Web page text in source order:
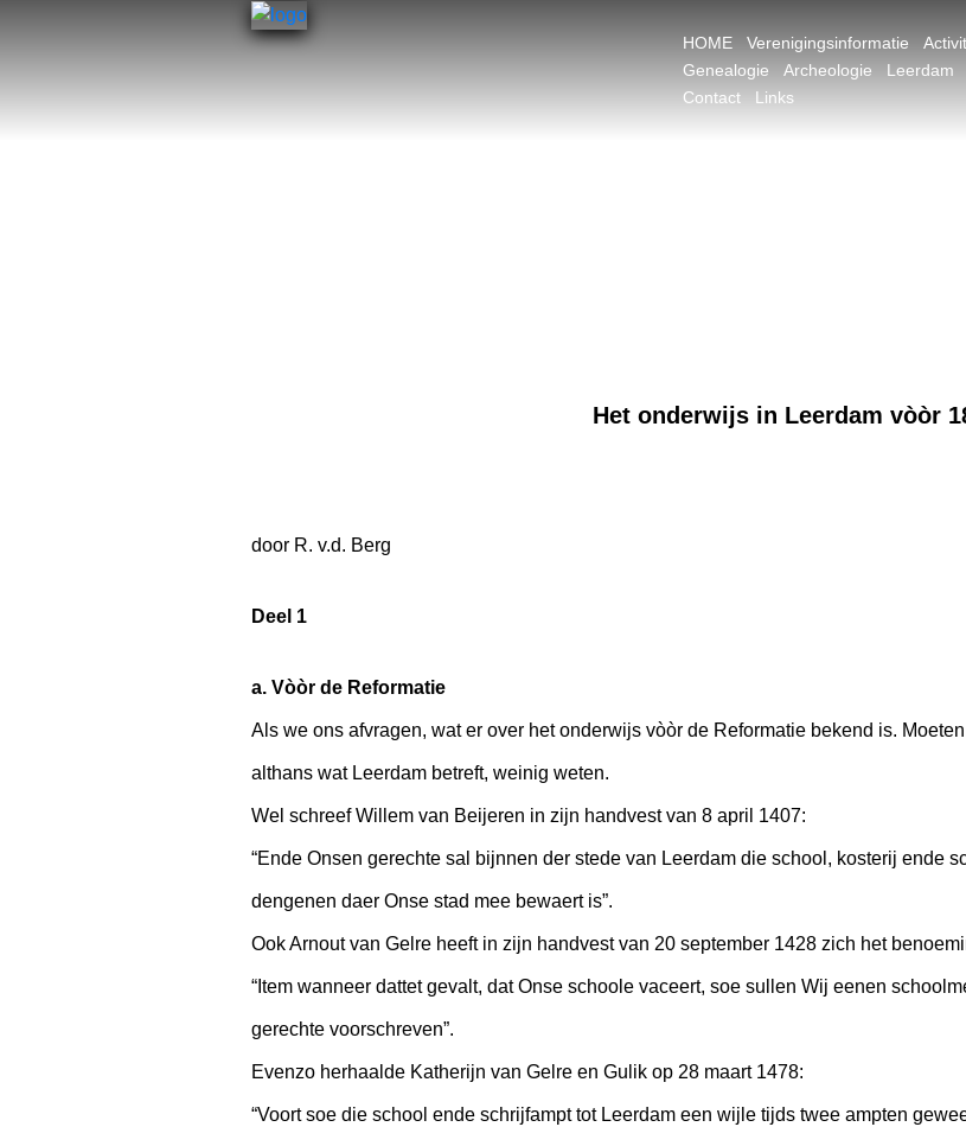
HOME Verenigingsinformatie
Genealogie
Archeologie Leerdam
Contact
Links
Het onderwijs in Leerdam vòòr
door R. v.d. Berg
Deel 1
a. Vòòr de Reformatie
Als we ons afvragen, wat er over het onderwijs vòòr de Reformatie bekend is.
althans wat Leerdam betreft, weinig weten.
Wel schreef Willem van Beijeren in zijn handvest van 8 april 1407:
“Ende Onsen gerechte sal bijnnen der stede van Leerdam die school, kosterij ende
dengenen daer Onse stad mee bewaert is”.
Ook Arnout van Gelre heeft in zijn handvest van 20 september 1428 zich het
“Item wanneer dattet gevalt, dat Onse schoole vaceert, soe sullen Wij eenen
gerechte voorschreven”.
Evenzo herhaalde Katherijn van Gelre en Gulik op 28 maart 1478:
“Voort soe die school ende schrijfampt tot Leerdam een wijle tijds twee ampten